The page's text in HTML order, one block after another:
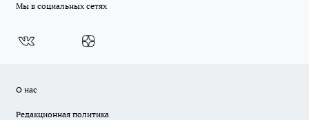
Мы в социальных сетях
О нас
Редакционная политика